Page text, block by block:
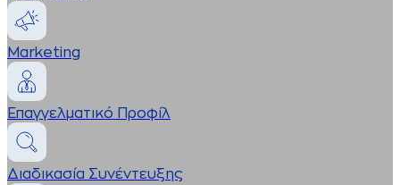
Marketing
Επαγγελματικό Προφίλ
Διαδικασία Συνέντευξης